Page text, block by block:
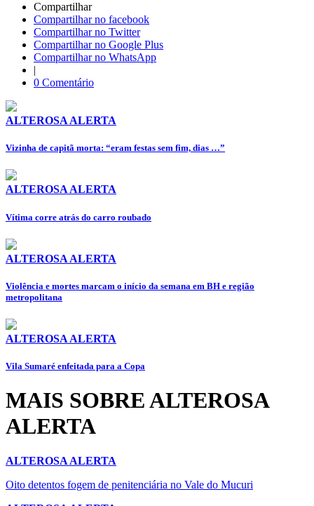
Compartilhar
Compartilhar no facebook
Compartilhar no Twitter
Compartilhar no Google Plus
Compartilhar no WhatsApp
|
0 Comentário
ALTEROSA ALERTA
Vizinha de capitã morta: “eram festas sem fim, dias …”
ALTEROSA ALERTA
Vítima corre atrás do carro roubado
ALTEROSA ALERTA
Violência e mortes marcam o início da semana em BH e região
metropolitana
ALTEROSA ALERTA
Vila Sumaré enfeitada para a Copa
MAIS SOBRE ALTEROSA
ALERTA
ALTEROSA ALERTA
Oito detentos fogem de penitenciária no Vale do Mucuri